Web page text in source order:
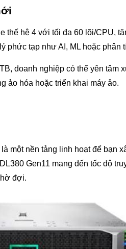
thế hệ 4 với tối đa 60 lõi/CPU,
phức tạp như AI, ML hoặc phân
doanh nghiệp có thể yên tâm
ảo hóa hoặc triển khai máy ảo.
một nền tảng linh hoạt để bạn
Gen11 mang đến tốc độ
đợi.